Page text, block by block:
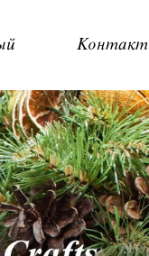
Контакт